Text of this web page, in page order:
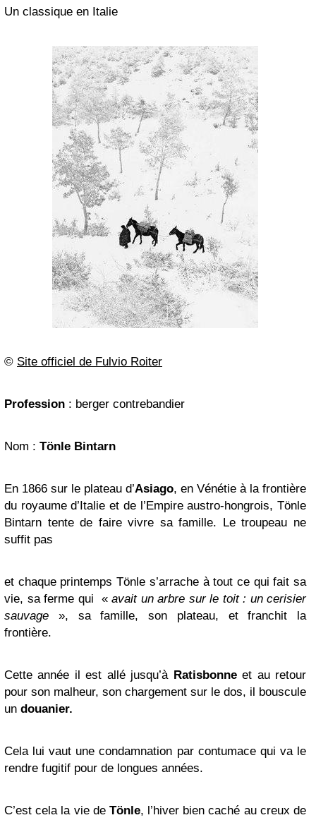
Un classique en Italie
© Site officiel de Fulvio Roiter
Profession : berger contrebandier
Nom : Tönle Bintarn
En 1866 sur le plateau d’Asiago, en Vénétie à la frontière
du royaume d’Italie et de l’Empire austro-hongrois, Tönle
Bintarn tente de faire vivre sa famille. Le troupeau ne
suffit pas
et chaque printemps Tönle s’arrache à tout ce qui fait sa
vie, sa ferme qui « avait un arbre sur le toit : un cerisier
sauvage », sa famille, son plateau, et franchit la
frontière.
Cette année il est allé jusqu’à Ratisbonneet au retour
pour son malheur, son chargement sur le dos, il bouscule
un douanier.
Cela lui vaut une condamnation par contumace qui va le
rendre fugitif pour de longues années.
C’est cela la vie deTönle, l’hiver bien caché au creux de